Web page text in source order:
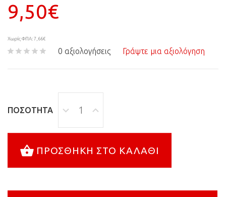
9,50€
Χωρίς ΦΠΑ: 7,66€
0 αξιολογήσεις Γράψτε μια αξιολόγηση
ΠΟΣΌΤΗΤΑ
ΠΡΟΣΘΉΚΗ ΣΤΟ ΚΑΛΆΘΙ